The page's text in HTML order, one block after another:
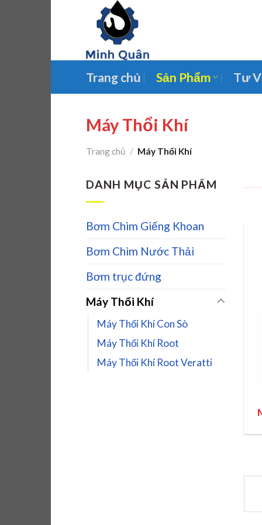
Trang chủ Sản Phẩm Tư
Máy Thổi Khí
Trang chủ / Máy Thổi Khí
DANH MỤC SẢN PHẨM
Bơm Chìm Giếng Khoan
Bơm Chìm Nước Thải
Bơm trục đứng
Máy Thổi Khí
Máy Thổi Khí Con Sò
Máy Thổi Khí Root
Máy Thổi Khí Root Veratti